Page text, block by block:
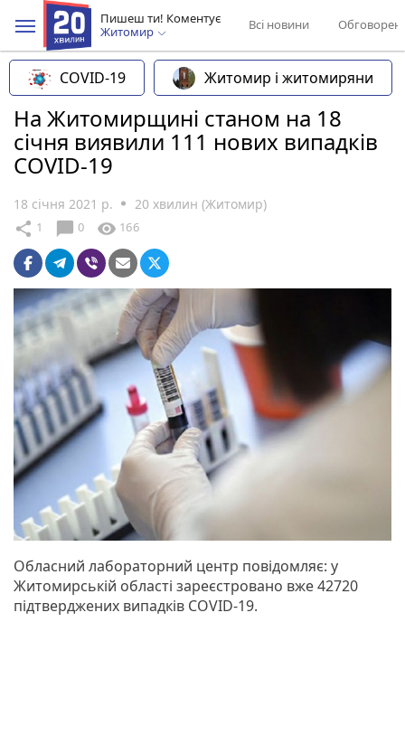
Пишеш ти! Коментує
Житомир
Всі новини
COVID-19 Житомир і житомиряни
На Житомирщині станом на 18
січня виявили 111 нових випадків
COVID-19
18 січня 2021 р. 20 хвилин (Житомир)
share 1 chat_bubble 0 visibility 166
Обласний лабораторний центр повідомляє: у
Житомирській області зареєстровано вже 42720
підтверджених випадків COVID-19.